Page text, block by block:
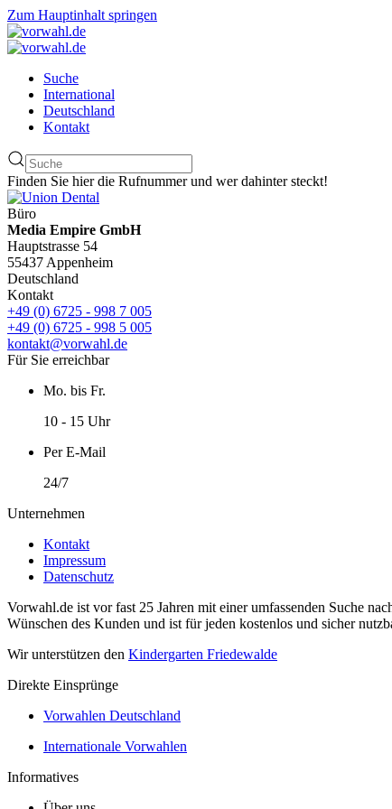
Zum Hauptinhalt springen
Suche
International
Deutschland
Kontakt
Finden Sie hier die Rufnummer und wer dahinter steckt!
Büro
Media Empire GmbH
Hauptstrasse 54
55437 Appenheim
Deutschland
Kontakt
+49 (0) 6725 - 998 7 005
+49 (0) 6725 - 998 5 005
kontakt@vorwahl.de
Für Sie erreichbar
Mo. bis Fr.
10 - 15 Uhr
Per E-Mail
24/7
Unternehmen
Kontakt
Impressum
Datenschutz
Vorwahl.de ist vor fast 25 Jahren mit einer umfassenden Suche
Wünschen des Kunden und ist für jeden kostenlos und sicher
Wir unterstützen den Kindergarten Friedewalde
Direkte Einsprünge
Vorwahlen Deutschland
Internationale Vorwahlen
Informatives